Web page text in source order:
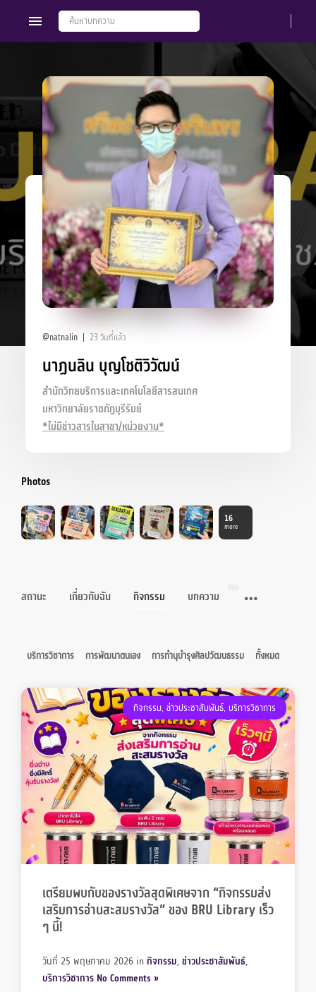
@natnalin 23 วันที่แล้ว
นาฏนลิน บุญโชติวิวัฒน์
สำนักวิทยบริการและเทคโนโลยีสารสนเทศ
มหาวิทยาลัยราชภัฏบุรีรัมย์
*ไม่มีข่าวสารในสาขา/หน่วยงาน*
Photos
16
more
สถานะ เกี่ยวกับฉัน กิจกรรม บทความ
บริการวิชาการ การพัฒนาตนเอง การทำนุบำรุงศิลปวัฒนธรรม ทั้งหมด
กิจกรรม, ข่าวประชาสัมพันธ์, บริการวิชาการ
เตรียมพบกับของรางวัลสุดพิเศษจาก “กิจกรรมส่ง
เสริมการอ่านสะสมรางวัล” ของ BRU Library เร็ว
ๆ นี้!
วันที่ 25 พฤษภาคม 2026 inกิจกรรม,ข่าวประชาสัมพันธ์,
บริการวิชาการ No Comments »
Groups